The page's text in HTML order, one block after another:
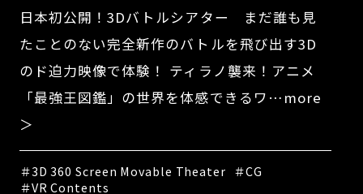
日本初公開！3Dバトルシアター まだ誰も見
たことのない完全新作のバトルを飛び出す3D
のド迫力映像で体験！ ティラノ襲来！アニメ
「最強王図鑑」の世界を体感できるワ…more
＞
＃3D 360 Screen Movable Theater ＃CG
＃VR Contents